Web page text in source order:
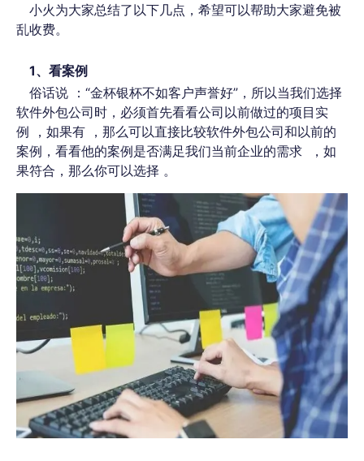
小火为大家总结了以下几点，希望可以帮助大家避免被
乱收费。
1、看案例
俗话说 ：“金杯银杯不如客户声誉好”，所以当我们选择
软件外包公司时，必须首先看看公司以前做过的项目 实
例 ，如果有 ，那么可以直接比较软件外包公司和以前的
案例，看看他的案例是否满足我们当前企业的需求
， 如
果符合， 那么你可以选择 。